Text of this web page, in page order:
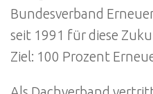
Bundesverband
seit 1991 für diese
Ziel: 100 Prozent